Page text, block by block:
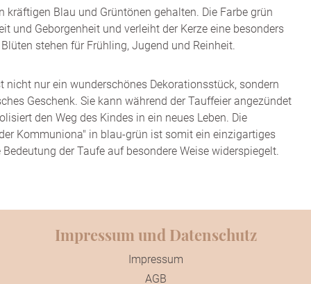
kräftigen Blau und Grüntönen gehalten. Die Farbe grün
und Geborgenheit und verleiht der Kerze eine besonders
stehen für Frühling, Jugend und Reinheit.
nicht nur ein wunderschönes Dekorationsstück, sondern
Geschenk. Sie kann während der Tauffeier angezündet
den Weg des Kindes in ein neues Leben. Die
Kommuniona" in blau-grün ist somit ein einzigartiges
Bedeutung der Taufe auf besondere Weise widerspiegelt.
Impressum und Datenschutz
Impressum
AGB